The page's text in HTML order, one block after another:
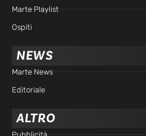
Marte Playlist
Ospiti
NEWS
Marte News
Editoriale
ALTRO